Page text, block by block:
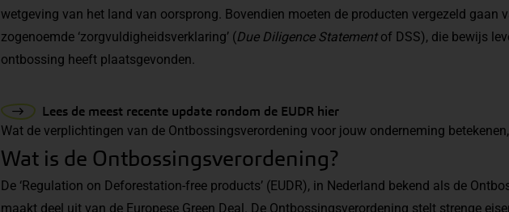
wetgeving van het land van oorsprong. Bovendien moeten de producten vergezeld gaan
zogenoemde ‘zorgvuldigheidsverklaring’ (Due Diligence Statementof DSS), die bewijs
ontbossing heeft plaatsgevonden.
Lees de meest recente update rondom de EUDR hier
Wat de verplichtingen van de Ontbossingsverordening voor jouw onderneming
Wat is de Ontbossingsverordening?
De ‘Regulation on Deforestation-free products’ (EUDR), in Nederland bekend als de
maakt deel uit van de Europese Green Deal. De Ontbossingsverordening stelt strenge